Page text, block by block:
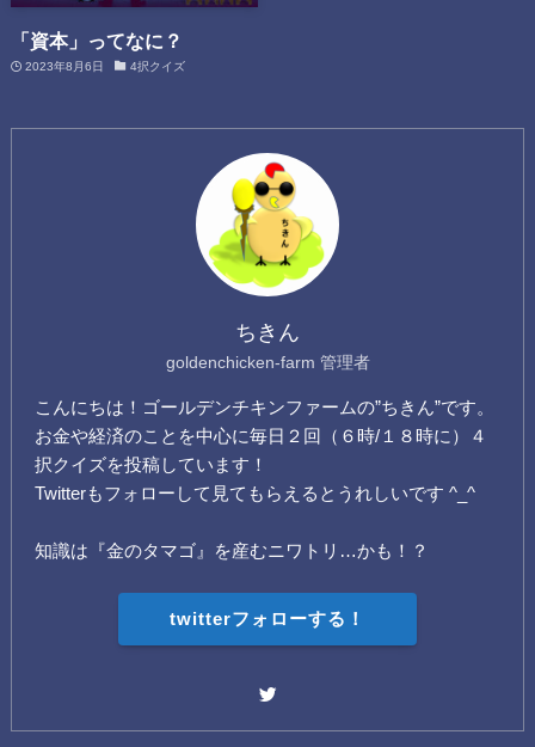
「資本」ってなに？
2023年8月6日 4択クイズ
ちきん
goldenchicken-farm 管理者
こんにちは！ゴールデンチキンファームの”ちきん”です。
お金や経済のことを中心に毎日２回（６時/１８時に）４
択クイズを投稿しています！
Twitterもフォローして見てもらえるとうれしいです ^_^
知識は『金のタマゴ』を産むニワトリ…かも！？
twitterフォローする！